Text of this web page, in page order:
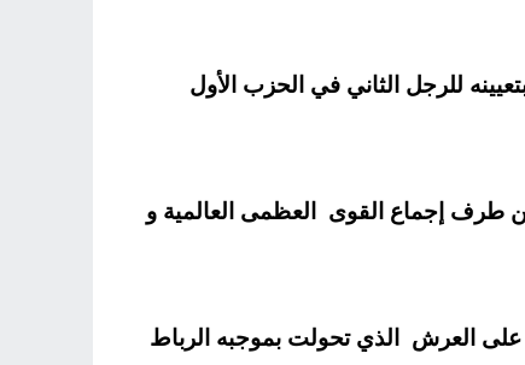
يكون الملك بالإضافة إلى نجاحه في ترسيخ خيارهذا التوجه الديموقراطي تحت مظلة دستور 2011 بتعيينه للرجل الثاني في الحزب الأول
طرف إجماع القوى العظمى العالمية و
على العرش الذي تحولت بموجبه الرباط